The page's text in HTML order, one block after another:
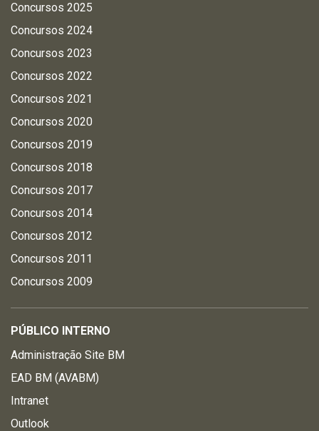
Concursos 2025
Concursos 2024
Concursos 2023
Concursos 2022
Concursos 2021
Concursos 2020
Concursos 2019
Concursos 2018
Concursos 2017
Concursos 2014
Concursos 2012
Concursos 2011
Concursos 2009
PÚBLICO INTERNO
Administração Site BM
EAD BM (AVABM)
Intranet
Outlook